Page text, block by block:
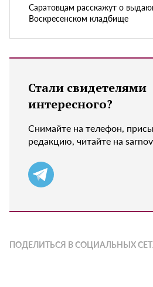
Саратовцам расскажут о
Воскресенском кладбище
Стали свидетелями
интересного?
Снимайте на телефон,
редакцию, читайте на
ПОДЕЛИТЬСЯ В СОЦИАЛЬНЫХ